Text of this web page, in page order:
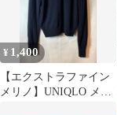
¥ 1,400
【エクストラファイン
メリノ】UNIQLO メリ